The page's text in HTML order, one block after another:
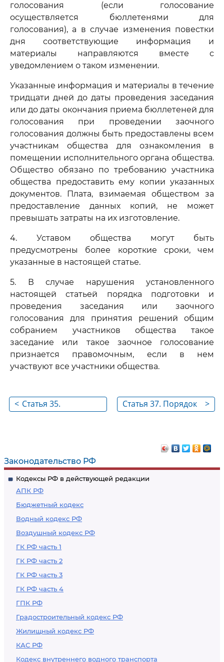
Законодательство РФ
Кодексы РФ в действующей редакции
АПК РФ
Бюджетный кодекс
Водный кодекс РФ
Воздушный кодекс РФ
ГК РФ часть 1
ГК РФ часть 2
ГК РФ часть 3
ГК РФ часть 4
ГПК РФ
Градостроительный кодекс РФ
Жилищный кодекс РФ
КАС РФ
Кодекс внутреннего водного транспорта
голосования (если голосование
осуществляется бюллетенями для
голосования), а в случае изменения повестки
дня соответствующие информация и
материалы направляются вместе с
уведомлением о таком изменении.
Указанные информация и материалы в течение
тридцати дней до даты проведения заседания
или до даты окончания приема бюллетеней для
голосования при проведении заочного
голосования должны быть предоставлены всем
участникам общества для ознакомления в
помещении исполнительного органа общества.
Общество обязано по требованию участника
общества предоставить ему копии указанных
документов. Плата, взимаемая обществом за
предоставление данных копий, не может
превышать затраты на их изготовление.
4. Уставом общества могут быть
предусмотрены более короткие сроки, чем
указанные в настоящей статье.
5. В случае нарушения установленного
настоящей статьей порядка подготовки и
проведения заседания или заочного
голосования для принятия решений общим
собранием участников общества такое
заседание или такое заочное голосование
признается правомочным, если в нем
участвуют все участники общества.
< Статья 35.
голосование для
принятия решений
общим собранием
участников общества
>
Статья 37. Порядок
участников
общества